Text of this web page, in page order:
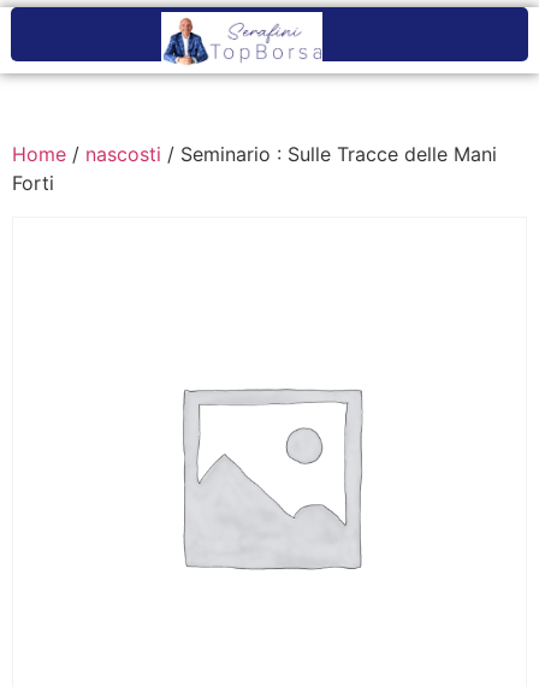
Home / nascosti / Seminario : Sulle Tracce delle Mani
Forti